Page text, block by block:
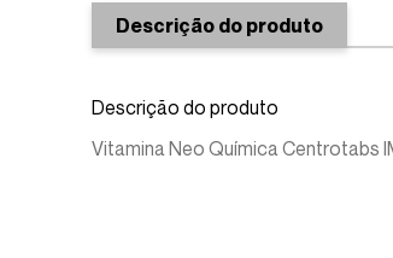
Descrição do produto
Descrição do produto
Vitamina Neo Química Centrotabs